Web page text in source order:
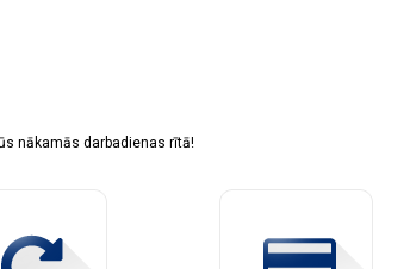
nākamās darbadienas rītā!